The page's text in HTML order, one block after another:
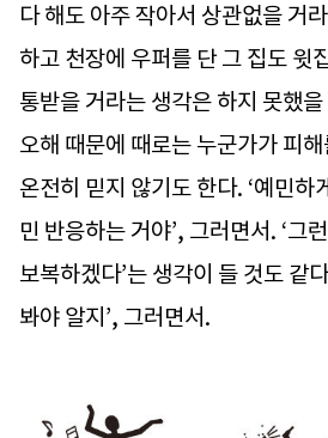
다 해도 아주 작아서 상관없을 거
하고 천장에 우퍼를 단 그 집도 윗
통받을 거라는 생각은 하지 못했
오해 때문에 때로는 누군가가 피
온전히 믿지 않기도 한다. ‘예민하
민 반응하는 거야’, 그러면서. ‘그
보복하겠다’는 생각이 들 것도 같
봐야 알지’, 그러면서.